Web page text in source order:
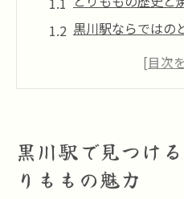
黒川駅ならではの
焼き加減が決め手
焼肉文化を通じた
焼肉愛好者必見！黒川
黒川駅で見つけ
りももの魅力